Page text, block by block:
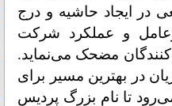
در ایجاد حاشیه و درج
و عملکرد شرکت
کنندگان مضحک می‌نماید.
در بهترین مسیر برای
تا نام بزرگ پردیس